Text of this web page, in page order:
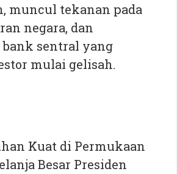
muncul tekanan pada
negara, dan
sentral yang
mulai gelisah.
Kuat di Permukaan
Besar Presiden